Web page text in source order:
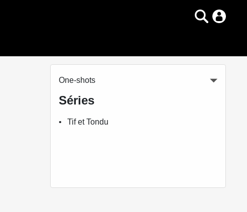
One-shots
Séries
Tif et Tondu